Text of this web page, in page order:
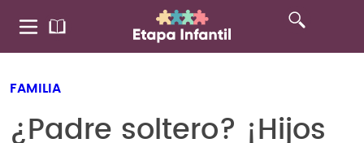
FAMILIA
¿Padre soltero? ¡Hijos